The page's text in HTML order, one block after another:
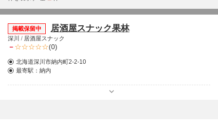
掲載保留中 居酒屋スナック果林
深川 / 居酒屋スナック
－ (0)
北海道深川市納内町2-2-10
最寄駅： 納内